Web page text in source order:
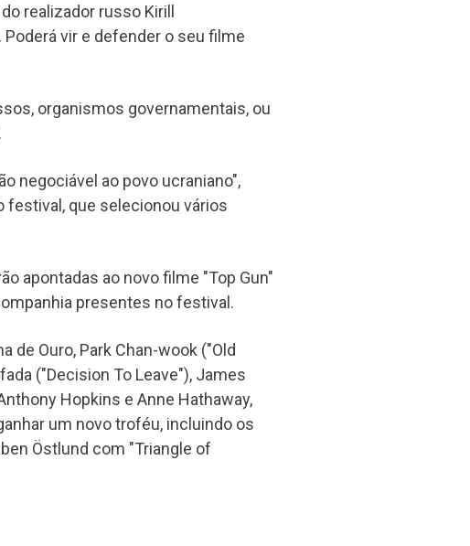
realizador russo Kirill
vir e defender o seu filme
organismos governamentais, ou
negociável ao povo ucraniano",
festival, que selecionou vários
apontadas ao novo filme "Top Gun"
presentes no festival.
de Ouro, Park Chan-wook ("Old
("Decision To Leave"), James
Hopkins e Anne Hathaway,
um novo troféu, incluindo os
Östlund com "Triangle of